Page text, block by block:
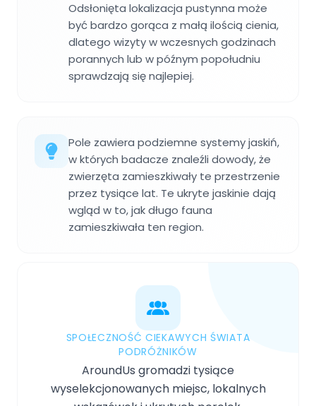
Odsłonięta lokalizacja pustynna może
być bardzo gorąca z małą ilością cienia,
dlatego wizyty w wczesnych godzinach
porannych lub w późnym popołudniu
sprawdzają się najlepiej.
Pole zawiera podziemne systemy jaskiń,
w których badacze znaleźli dowody, że
zwierzęta zamieszkiwały te przestrzenie
przez tysiące lat. Te ukryte jaskinie dają
wgląd w to, jak długo fauna
zamieszkiwała ten region.
SPOŁECZNOŚĆ CIEKAWYCH ŚWIATA
PODRÓŻNIKÓW
AroundUs gromadzi tysiące
wyselekcjonowanych miejsc, lokalnych